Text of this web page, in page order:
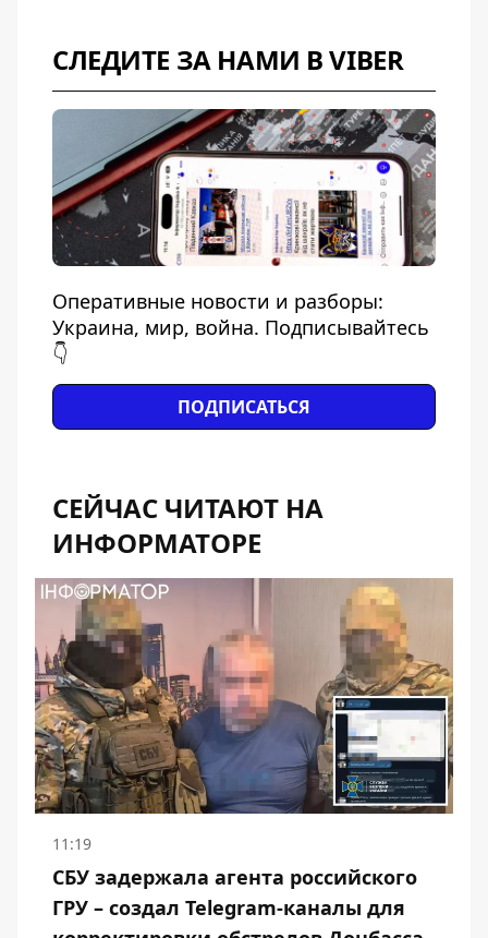
СЛЕДИТЕ ЗА НАМИ В VIBER
Оперативные новости и разборы:
Украина, мир, война. Подписывайтесь
👇
ПОДПИСАТЬСЯ
СЕЙЧАС ЧИТАЮТ НА
ИНФОРМАТОРЕ
11:19
СБУ задержала агента российского
ГРУ – создал Telegram-каналы для